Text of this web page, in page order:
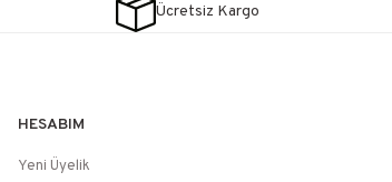
Ücretsiz Kargo
HESABIM
Yeni Üyelik